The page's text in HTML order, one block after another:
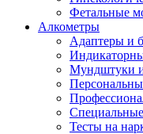
Фетальные
Алкометры
Адаптеры и
Мундштуки
Тесты на